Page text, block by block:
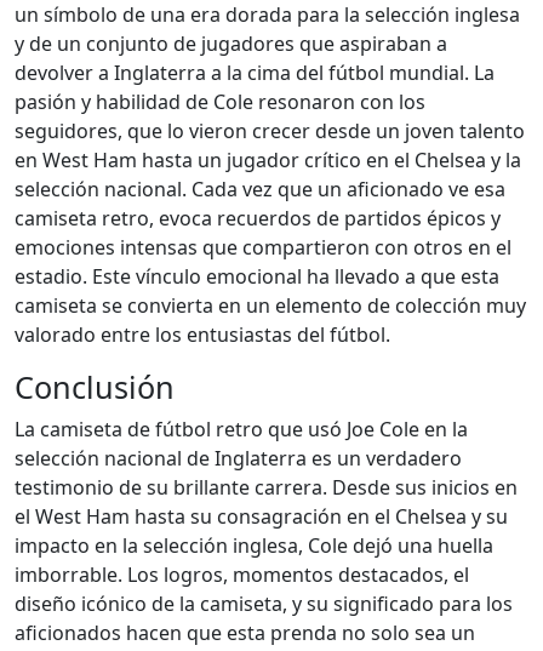
un símbolo de una era dorada para la selección inglesa
y de un conjunto de jugadores que aspiraban a
devolver a Inglaterra a la cima del fútbol mundial. La
pasión y habilidad de Cole resonaron con los
seguidores, que lo vieron crecer desde un joven talento
en West Ham hasta un jugador crítico en el Chelsea y la
selección nacional. Cada vez que un aficionado ve esa
camiseta retro, evoca recuerdos de partidos épicos y
emociones intensas que compartieron con otros en el
estadio. Este vínculo emocional ha llevado a que esta
camiseta se convierta en un elemento de colección muy
valorado entre los entusiastas del fútbol.
Conclusión
La camiseta de fútbol retro que usó Joe Cole en la
selección nacional de Inglaterra es un verdadero
testimonio de su brillante carrera. Desde sus inicios en
el West Ham hasta su consagración en el Chelsea y su
impacto en la selección inglesa, Cole dejó una huella
imborrable. Los logros, momentos destacados, el
diseño icónico de la camiseta, y su significado para los
aficionados hacen que esta prenda no solo sea un